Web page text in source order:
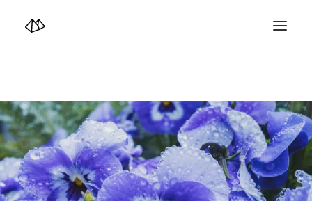
Video Diary | 映像日記
Photograph
illustration+Artwork
Profile+Shop
Landscape 4K-Movie
Music